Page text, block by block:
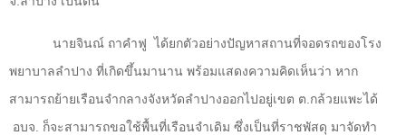
นายจินณ์ ถาคำฟู ได้ยกตัวอย่างปัญหาสถานที่จอดรถของโรง
พยาบาลลำปาง ที่เกิดขึ้นมานาน พร้อมแสดงความคิดเห็นว่า หาก
สามารถย้ายเรือนจำกลางจังหวัดลำปางออกไปอยู่เขต ต.กล้วยแพะได้
อบจ. ก็จะสามารถขอใช้พื้นที่เรือนจำเดิม ซึ่งเป็นที่ราชพัสดุ มาจัดทำ